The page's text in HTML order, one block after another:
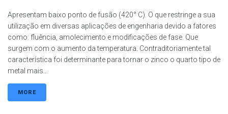
Apresentam baixo ponto de fusão (420° C). O que restringe a sua
utilização em diversas aplicações de engenharia devido a fatores
como: fluência, amolecimento e modificações de fase. Que
surgem com o aumento da temperatura. Contraditoriamente tal
característica foi determinante para tornar o zinco o quarto tipo de
metal mais...
MORE